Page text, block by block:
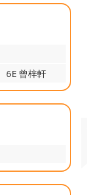
6E 曾梓軒